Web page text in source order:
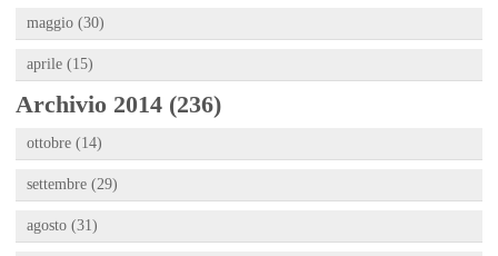
maggio (30)
aprile (15)
Archivio 2014 (236)
ottobre (14)
settembre (29)
agosto (31)